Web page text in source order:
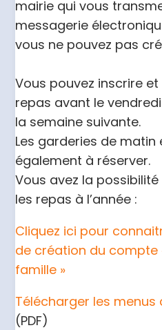
mairie qui vous
messagerie
vous ne pouvez pas
Vous pouvez inscrire
repas avant le
la semaine suivante.
Les garderies de matin
également à réserver.
Vous avez la
les repas à l’année :
Cliquez ici pour
de création du compte
famille »
Télécharger les menus
(PDF)